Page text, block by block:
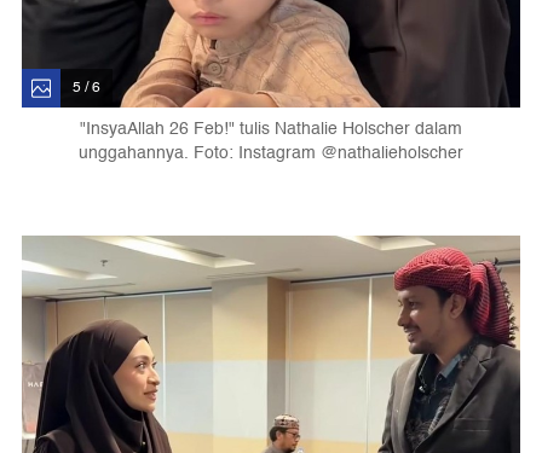
5 / 6
"InsyaAllah 26 Feb!" tulis Nathalie Holscher dalam
unggahannya. Foto: Instagram @nathalieholscher